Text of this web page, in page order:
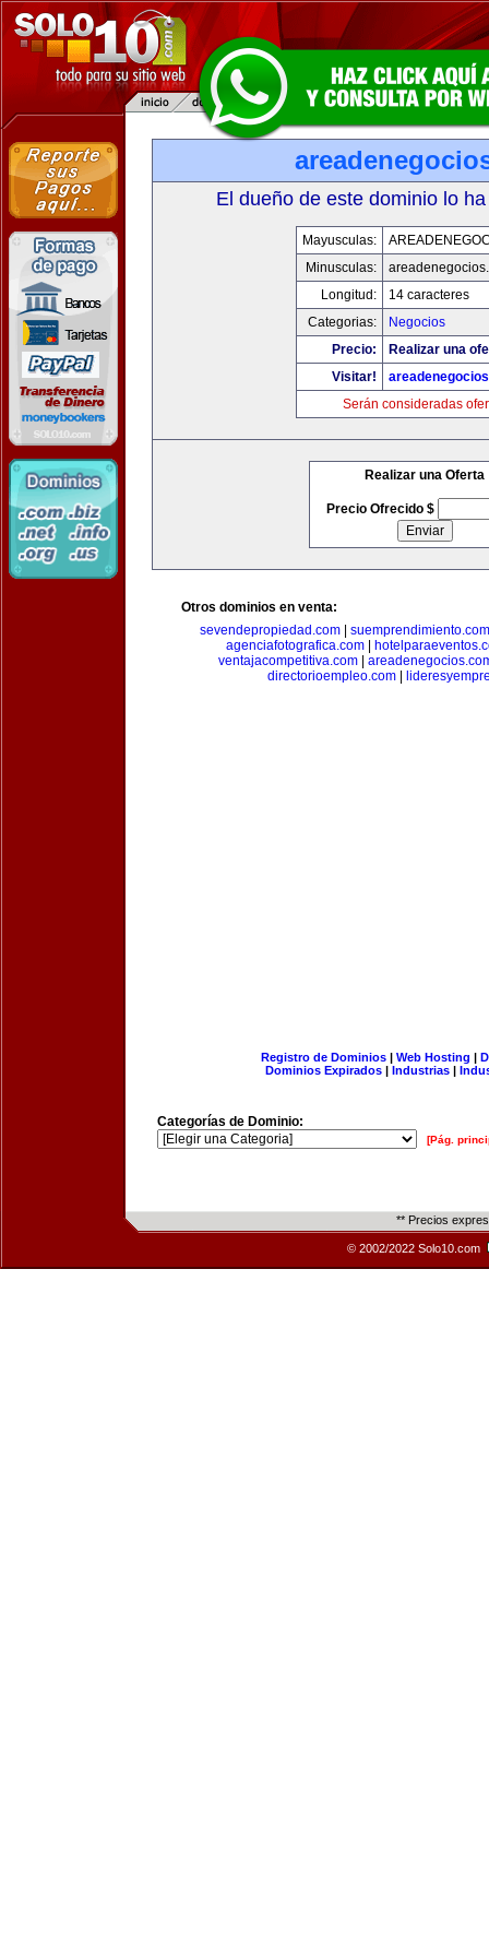
El dueño de este dominio lo
Mayusculas:
Minusculas:
Longitud:
14 caracteres
Categorias:
Negocios
Precio:
Realizar una
Visitar!
Serán consideradas
Realizar una Oferta
Precio Ofrecido $
Otros dominios en venta:
sevendepropiedad.com| suemprendimiento.com
agenciafotografica.com|
ventajacompetitiva.com
directorioempleo.com|
Registro de Dominios| Web Hosting |
Dominios Expirados | Industrias |
Categorías de Dominio:
[Pág.
** Precios
© 2002/2022 Solo10.com